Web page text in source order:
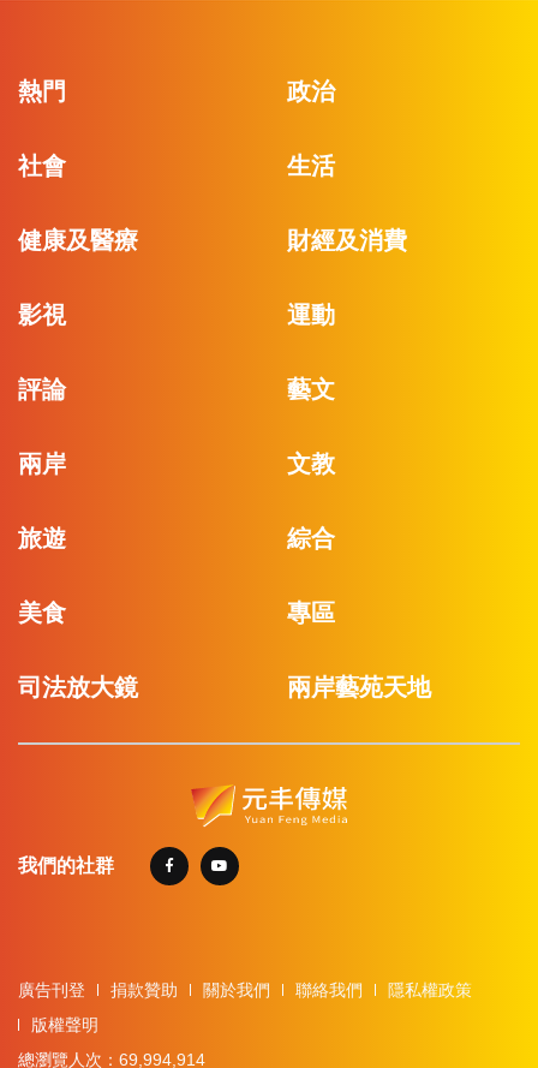
熱門 政治
社會 生活
健康及醫療 財經及消費
影視 運動
評論 藝文
兩岸 文教
旅遊 綜合
美食 專區
司法放大鏡 兩岸藝苑天地
我們的社群
廣告刊登 捐款贊助 關於我們 聯絡我們
隱私權政策
版權聲明
總瀏覽人次：69,994,914